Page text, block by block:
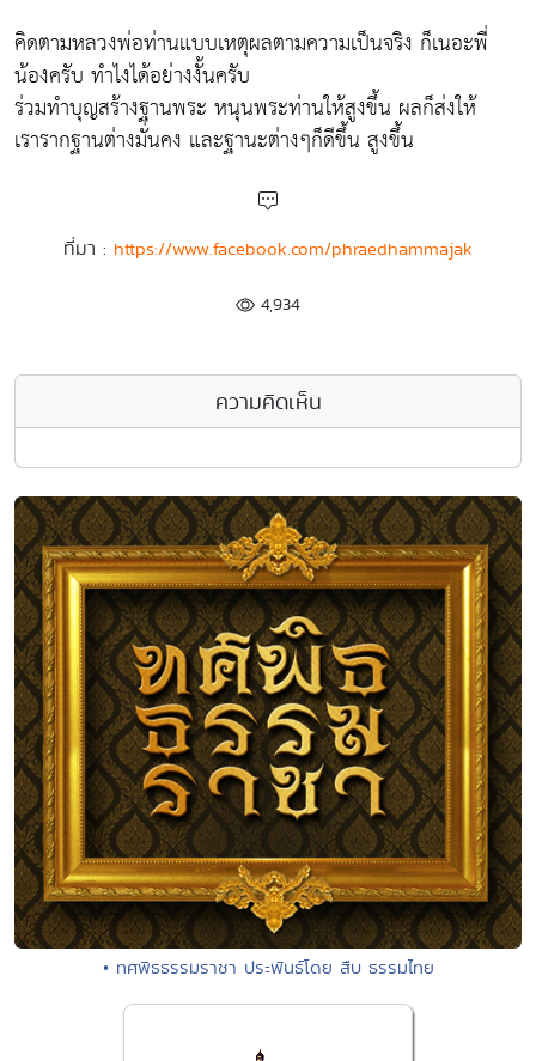
คิดตามหลวงพ่อท่านแบบเหตุผลตามความเป็นจริง ก็เนอะพี่
น้องครับ ทำไงได้อย่างงั้นครับ
ร่วมทำบุญสร้างฐานพระ หนุนพระท่านให้สูงขึ้น ผลก็ส่งให้
เรารากฐานต่างมั่นคง และฐานะต่างๆก็ดีขึ้น สูงขึ้น
ที่มา : https://www.facebook.com/phraedhammajak
4,934
ความคิดเห็น
• ทศพิธธรรมราชา ประพันธ์โดย สืบ ธรรมไทย